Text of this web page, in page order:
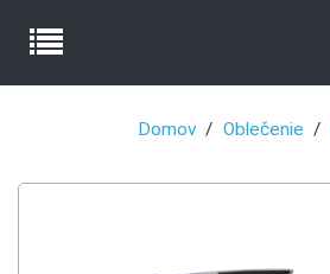
Domov Oblečenie